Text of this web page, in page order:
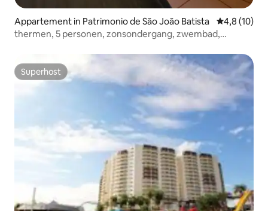
Appartement in Patrimonio de São João Batista
4,8 (10)
thermen, 5 personen, zonsondergang, zwembad,
Superhost
Superhost